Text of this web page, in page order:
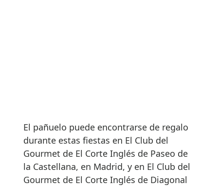
El pañuelo puede encontrarse de regalo
durante estas fiestas en El Club del
Gourmet de El Corte Inglés de Paseo de
la Castellana, en Madrid, y en El Club del
Gourmet de El Corte Inglés de Diagonal